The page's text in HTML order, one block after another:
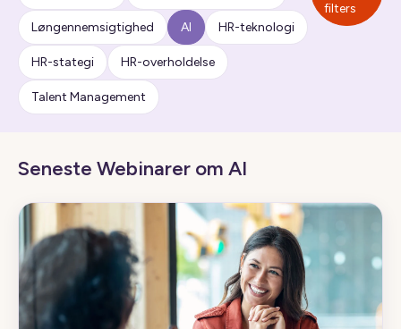
Løngennemsigtighed AI HR-teknologi
HR-stategi HR-overholdelse
Talent Management
filters
Seneste Webinarer om AI